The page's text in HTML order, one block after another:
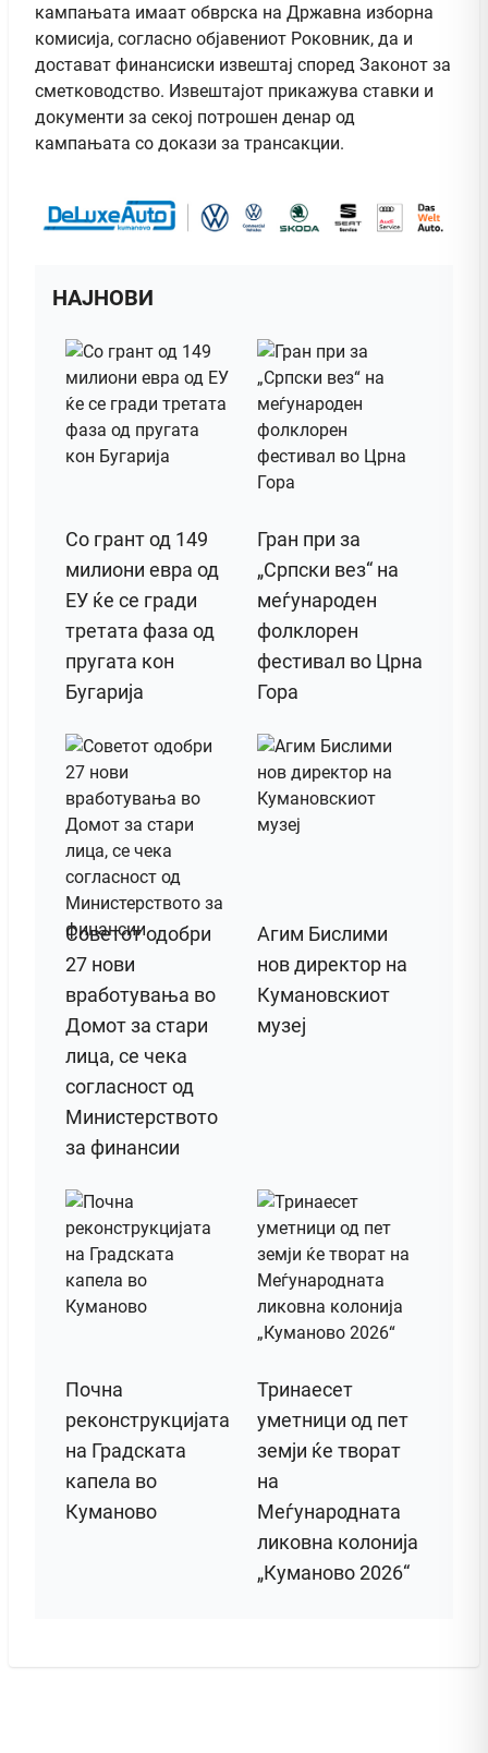
кампањата имаат обврска на Државна изборна
комисија, согласно објавениот Роковник, да и
достават финансиски извештај според Законот за
сметководство. Извештајот прикажува ставки и
документи за секој потрошен денар од
кампањата со докази за трансакции.
НАЈНОВИ
Со грант од 149
милиони евра од
ЕУ ќе се гради
третата фаза од
пругата кон
Бугарија
Гран при за
„Српски вез“ на
меѓународен
фолклорен
фестивал во Црна
Гора
Советот одобри
27 нови
вработувања во
Домот за стари
лица, се чека
согласност од
Министерството
за финансии
Агим Бислими
нов директор на
Кумановскиот
музеј
Почна
реконструкцијата
на Градската
капела во
Куманово
Тринаесет
уметници од пет
земји ќе творат
на
Меѓународната
ликовна колонија
„Куманово 2026“